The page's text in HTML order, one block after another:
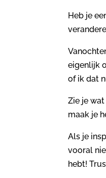
Heb je
eigenlijk
of ik dat
Zie je
maak je
Als je
vooral
hebt!